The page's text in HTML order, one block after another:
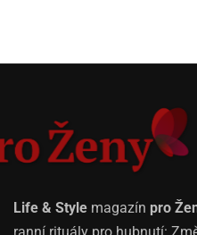
Life & Style magazín pro